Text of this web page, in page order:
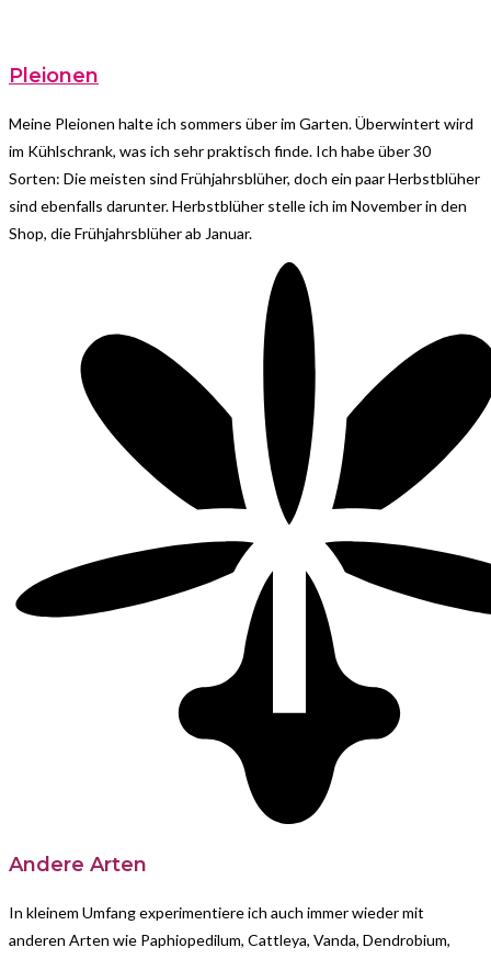
Pleionen
Meine Pleionen halte ich sommers über im Garten. Überwintert wird
im Kühlschrank, was ich sehr praktisch finde. Ich habe über 30
Sorten: Die meisten sind Frühjahrsblüher, doch ein paar Herbstblüher
sind ebenfalls darunter. Herbstblüher stelle ich im November in den
Shop, die Frühjahrsblüher ab Januar.
Andere Arten
In kleinem Umfang experimentiere ich auch immer wieder mit
anderen Arten wie Paphiopedilum, Cattleya, Vanda, Dendrobium,